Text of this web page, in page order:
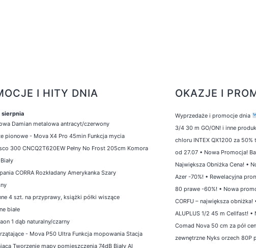
I HITY DNIA
sierpnia
Damian metalowa antracyt/czerwony
pionowe - Mova X4 Pro 45min Funkcja mycia
300 CNCQ2T620EW Pełny No Frost 205cm Komora
CORRA Rozkładany Amerykanka Szary
4 szt. na przyprawy, książki półki wiszące
białe
1 dąb naturalny/czarny
- Mova P50 Ultra Funkcja mopowania Stacja
Tworzenie mapy pomieszczenia 74dB Biały AI
OKAZJE I
Wyprzedaże i promocje dnia
3/4 30 m GO/ON! i inne
chloru INTEX QX1200 za 50%
od 27.07 • Nowa Promocja!
Największa Obniżka Cena! •
Azer -70%! • Rewelacyjna
80 prawe -60%! • Nowa
CORFU – największa obniżka!
ALUPLUS 1/2 45 m Cellfast! •
Comad Nova 50 cm za pół
zewnętrzne Nyks orzech 80P